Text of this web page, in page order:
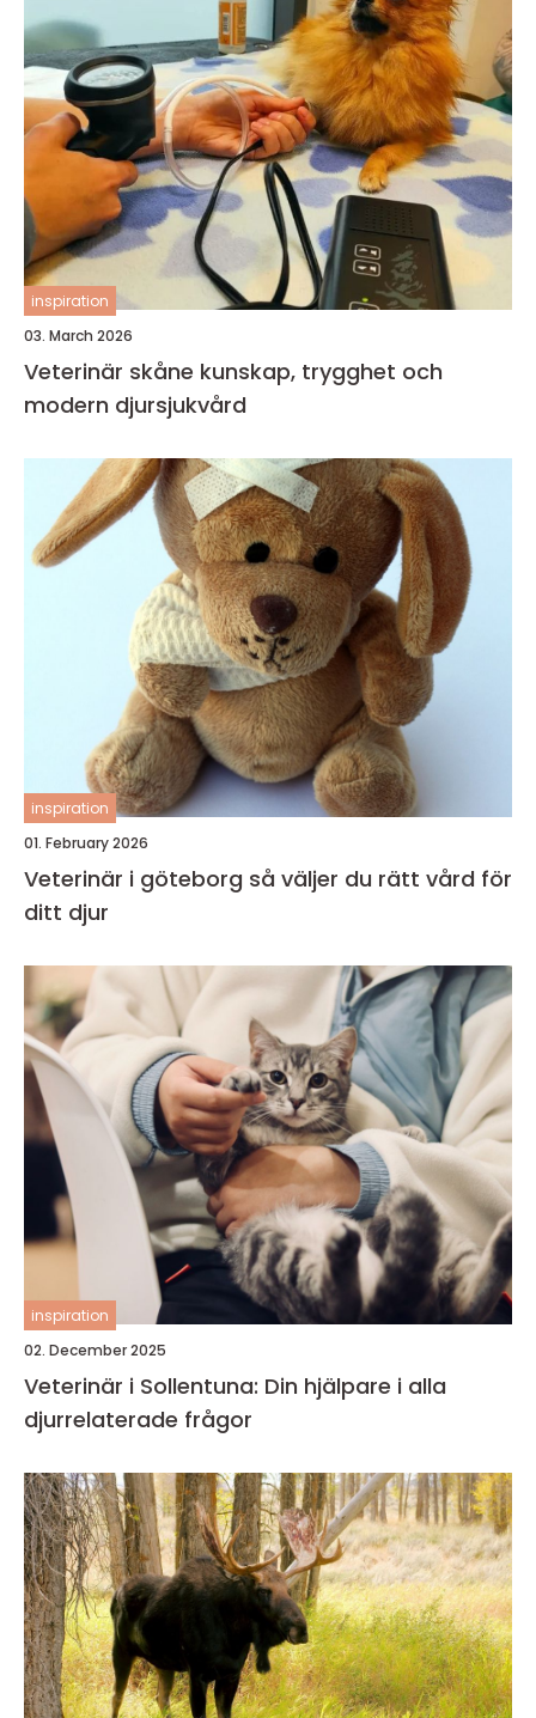
inspiration
03. March 2026
Veterinär skåne kunskap, trygghet och
modern djursjukvård
inspiration
01. February 2026
Veterinär i göteborg så väljer du rätt vård för
ditt djur
inspiration
02. December 2025
Veterinär i Sollentuna: Din hjälpare i alla
djurrelaterade frågor